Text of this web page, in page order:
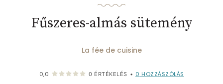
Fűszeres-almás sütemény
La fée de cuisine
0,0 0 ÉRTÉKELÉS • 0 HOZZÁSZÓLÁS